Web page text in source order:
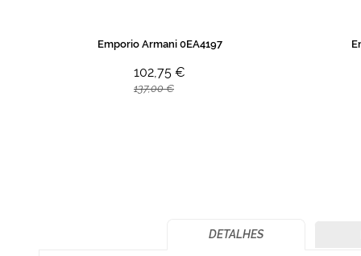
Emporio Armani 0EA4197
102,75 €
137,00 €
DETALHES